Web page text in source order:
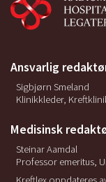
Ansvarlig
Sigbjørn Smeland
Klinikkleder,
Medisinsk
Steinar Aamdal
Professor emeritus,